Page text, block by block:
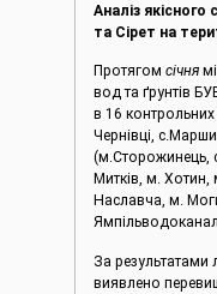
Аналіз
та Сірет на
Протягомсічня
вод та ґрунтів
в 16
Чернівці,
(м.Сторожинець,
Митків, м. Хотин,
Наславча, м.
За результатами
виявлено